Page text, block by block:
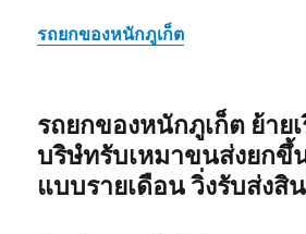
รถยกของหนักภูเก็ต
รถยกของหนักภูเก็ต ย้าย
บริษํทรับเหมาขนส่งยกขึ้
แบบรายเดือน วิ่งรับส่งสิ